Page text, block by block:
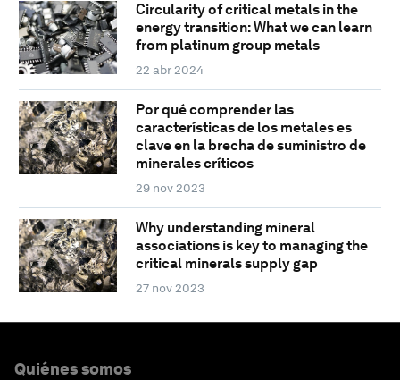
Circularity of critical metals in the
energy transition: What we can learn
from platinum group metals
22 abr 2024
Por qué comprender las
características de los metales es
clave en la brecha de suministro de
minerales críticos
29 nov 2023
Why understanding mineral
associations is key to managing the
critical minerals supply gap
27 nov 2023
Quiénes somos